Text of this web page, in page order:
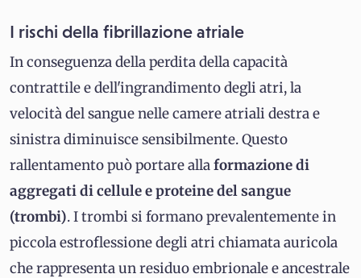
I rischi della fibrillazione atriale
In conseguenza della perdita della capacità
contrattile e dell'ingrandimento degli atri, la
velocità del sangue nelle camere atriali destra e
sinistra diminuisce sensibilmente. Questo
rallentamento può portare allaformazione di
aggregati di cellule e proteine del sangue
(trombi). I trombi si formano prevalentemente in
piccola estroflessione degli atri chiamata auricola
che rappresenta un residuo embrionale e ancestrale